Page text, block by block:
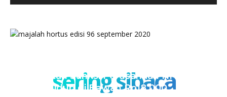
sering sibaca
Kementan Sanksi Perusahaan NH, Jual
Ayam Hidup di Bawah Rp18.000